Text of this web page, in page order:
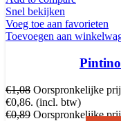
Snel bekijken
Voeg toe aan favorieten
Toevoegen aan
€1,08 Oorspronkelijke
€0,86. (incl. btw)
€0,89 Oorspronkelijke